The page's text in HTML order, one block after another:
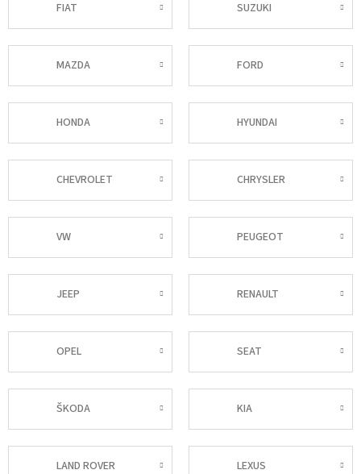
FIAT SUZUKI
MAZDA FORD
HONDA HYUNDAI
CHEVROLET CHRYSLER
VW PEUGEOT
JEEP RENAULT
OPEL SEAT
ŠKODA KIA
LAND ROVER LEXUS